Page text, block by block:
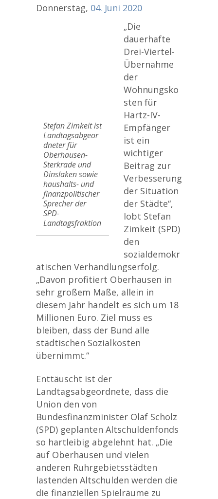
Donnerstag, 04. Juni 2020
Stefan Zimkeit ist
Landtagsabgeor
dneter für
Oberhausen-
Sterkrade und
Dinslaken sowie
haushalts- und
finanzpolitischer
Sprecher der
SPD-
Landtagsfraktion
„Die
dauerhafte
Drei-Viertel-
Übernahme
der
Wohnungsko
sten für
Hartz-IV-
Empfänger
ist ein
wichtiger
Beitrag zur
Verbesserung
der Situation
der Städte“,
lobt Stefan
Zimkeit (SPD)
den
sozialdemokr
atischen Verhandlungserfolg.
„Davon profitiert Oberhausen in
sehr großem Maße, allein in
diesem Jahr handelt es sich um 18
Millionen Euro. Ziel muss es
bleiben, dass der Bund alle
städtischen Sozialkosten
übernimmt.“
Enttäuscht ist der
Landtagsabgeordnete, dass die
Union den von
Bundesfinanzminister Olaf Scholz
(SPD) geplanten Altschuldenfonds
so hartleibig abgelehnt hat. „Die
auf Oberhausen und vielen
anderen Ruhrgebietsstädten
lastenden Altschulden werden die
die finanziellen Spielräume zu